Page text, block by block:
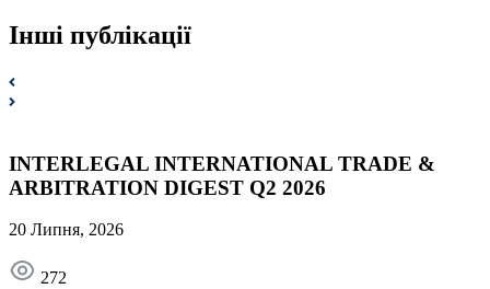
Інші публікації
INTERLEGAL INTERNATIONAL TRADE &
ARBITRATION DIGEST Q2 2026
20 Липня, 2026
272